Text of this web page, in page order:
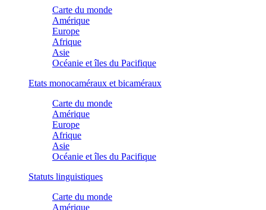
Carte du monde
Amérique
Europe
Afrique
Asie
Océanie et îles du Pacifique
Etats monocaméraux et bicaméraux
Carte du monde
Amérique
Europe
Afrique
Asie
Océanie et îles du Pacifique
Statuts linguistiques
Carte du monde
Amérique